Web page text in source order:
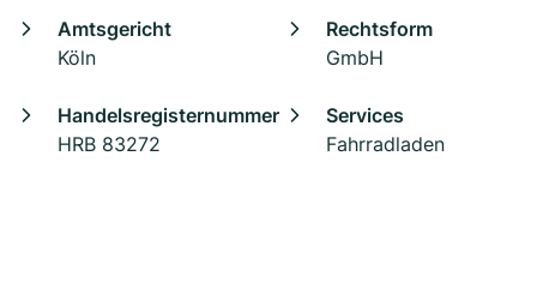
Amtsgericht
Köln
Rechtsform
GmbH
Handelsregisternummer
HRB 83272
Services
Fahrradladen